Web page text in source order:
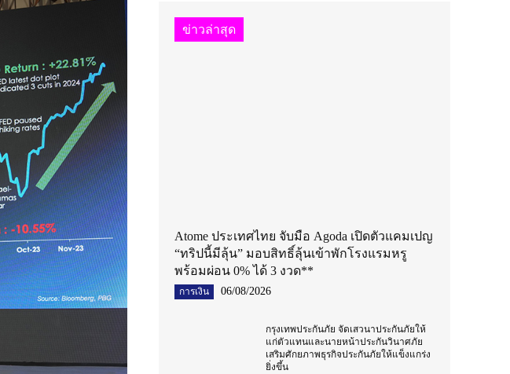
ข่าวล่าสุด
Atome ประเทศไทย จับมือ Agoda เปิดตัวแคมเปญ
“ทริปนี้มีลุ้น” มอบสิทธิ์ลุ้นเข้าพักโรงแรมหรู
พร้อมผ่อน 0% ได้ 3 งวด**
การเงิน 06/08/2026
กรุงเทพประกันภัย จัดเสวนาประกันภัยให้
แก่ตัวแทนและนายหน้าประกันวินาศภัย
เสริมศักยภาพธุรกิจประกันภัยให้แข็งแกร่ง
ยิ่งขึ้น